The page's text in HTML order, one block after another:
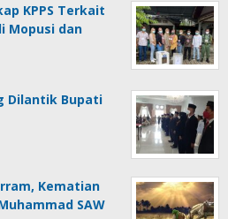
KPPS Terkait
Mopusi dan
Dilantik Bupati
Kematian
SAW